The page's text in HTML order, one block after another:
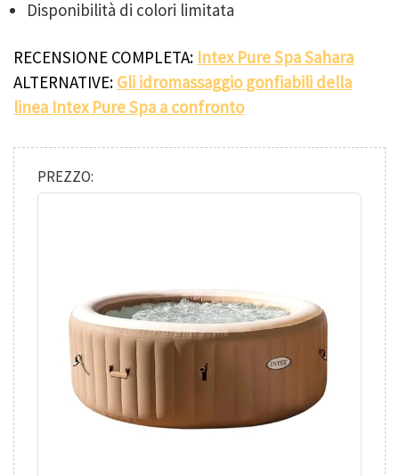
Disponibilità di colori limitata
RECENSIONE COMPLETA: Intex Pure Spa Sahara
ALTERNATIVE: Gli idromassaggio gonfiabili della
linea Intex Pure Spa a confronto
PREZZO: